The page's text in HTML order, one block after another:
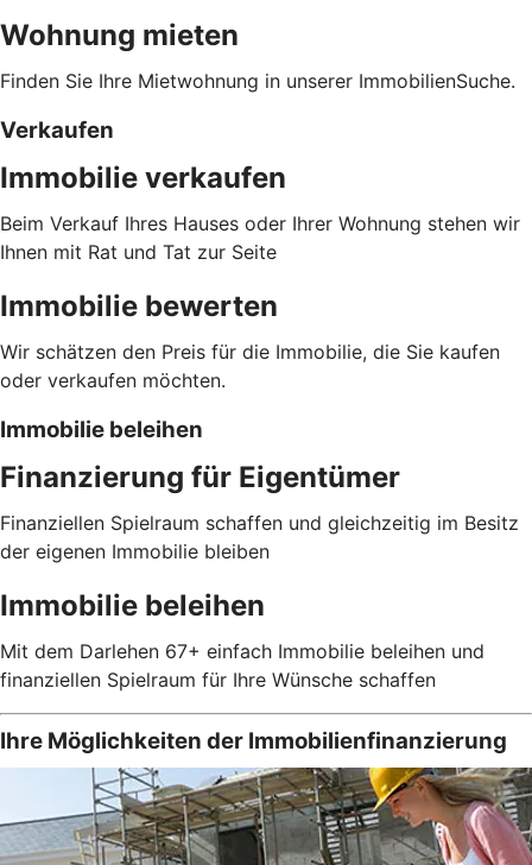
Wohnung mieten
Finden Sie Ihre Mietwohnung in unserer ImmobilienSuche.
Verkaufen
Immobilie verkaufen
Beim Verkauf Ihres Hauses oder Ihrer Wohnung stehen wir
Ihnen mit Rat und Tat zur Seite
Immobilie bewerten
Wir schätzen den Preis für die Immobilie, die Sie kaufen
oder verkaufen möchten.
Immobilie beleihen
Finanzierung für Eigentümer
Finanziellen Spielraum schaffen und gleichzeitig im Besitz
der eigenen Immobilie bleiben
Immobilie beleihen
Mit dem Darlehen 67+ einfach Immobilie beleihen und
finanziellen Spielraum für Ihre Wünsche schaffen
Ihre Möglichkeiten der Immobilienfinanzierung